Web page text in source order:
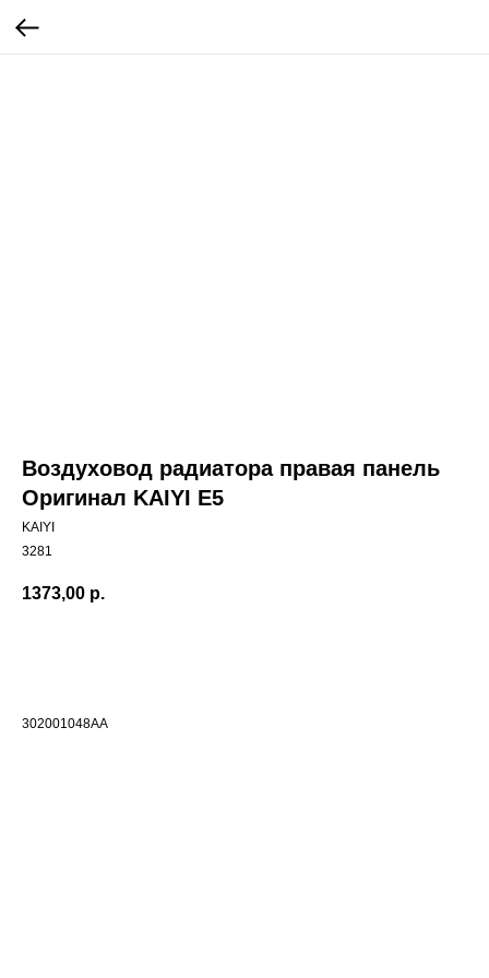
Воздуховод радиатора правая панель
Оригинал KAIYI E5
KAIYI
3281
1373,00 р.
302001048AA